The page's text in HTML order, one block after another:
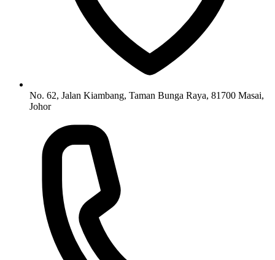
No. 62, Jalan Kiambang, Taman Bunga Raya, 81700 Masai,
Johor